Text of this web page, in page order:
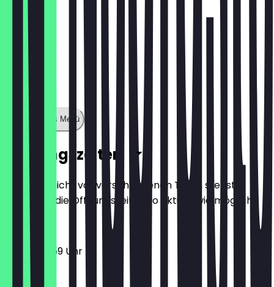
Zeige ganzes Menü
Öffnungszeiten
Damit du nicht vor verschlossenen Türen stehst,
halten wir die Öffnungszeiten so aktuell wie möglich.
16:00 - 23:59 Uhr